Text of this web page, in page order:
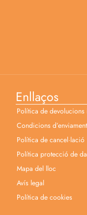
Enllaços
Política de devolucions
Condicions d’enviament
Política de cancel·lació
Política protecció de
Mapa del lloc
Avís legal
Política de cookies